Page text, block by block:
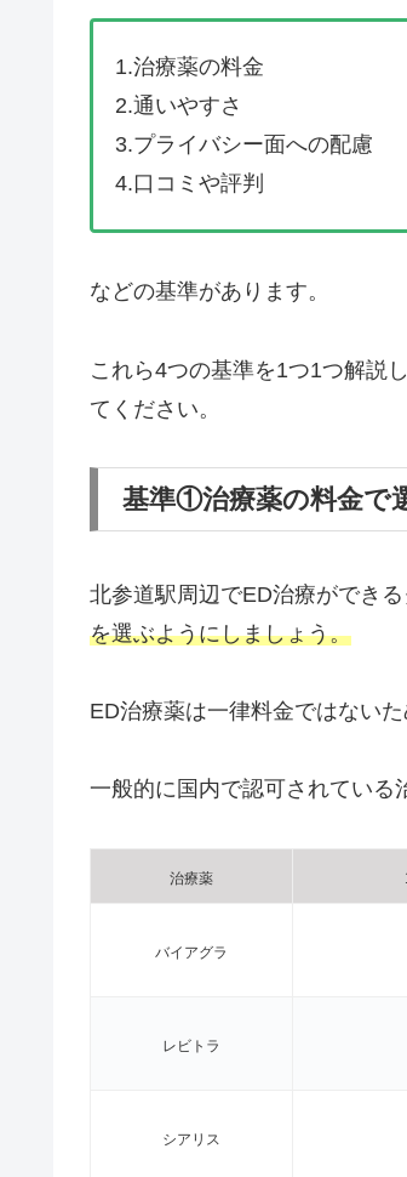
1.治療薬の料金
2.通いやすさ
3.プライバシー面への配慮
4.口コミや評判
などの基準があります。
これら4つの基準を1つ1つ解説
てください。
基準①治療薬の料金で
北参道駅周辺でED治療ができる
を選ぶようにしましょう。
ED治療薬は一律料金ではない
一般的に国内で認可されている
治療薬
バイアグラ
レビトラ
シアリス